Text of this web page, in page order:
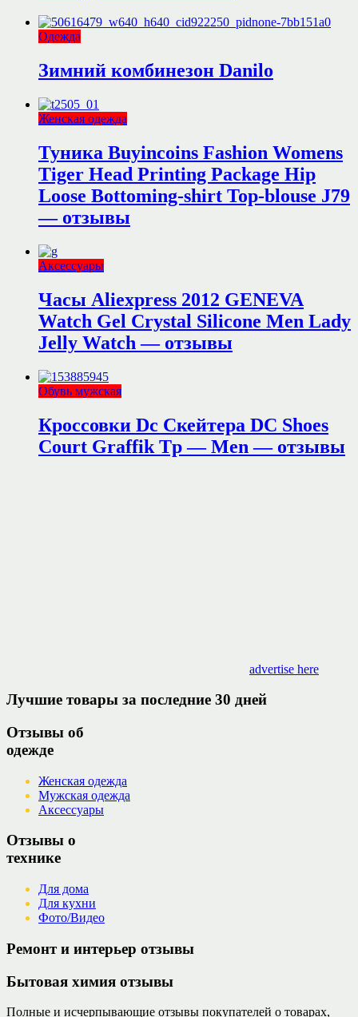
Одежда
Зимний комбинезон Danilo
Женская одежда
Туника Buyincoins Fashion Womens
Tiger Head Printing Package Hip
Loose Bottoming-shirt Top-blouse J79
— отзывы
Аксессуары
Часы Aliexpress 2012 GENEVA
Watch Gel Crystal Silicone Men Lady
Jelly Watch — отзывы
Обувь мужская
Кроссовки Dc Скейтера DC Shoes
Court Graffik Tp — Men — отзывы
advertise here
Лучшие товары за последние 30 дней
Отзывы об
одежде
Женская одежда
Мужская одежда
Аксессуары
Отзывы о
технике
Для дома
Для кухни
Фото/Видео
Ремонт и интерьер отзывы
Бытовая химия отзывы
Полные и исчерпывающие отзывы покупателей о товарах,